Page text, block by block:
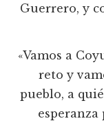
Guerrero, y
«Vamos a
reto y
pueblo, a
esperanza